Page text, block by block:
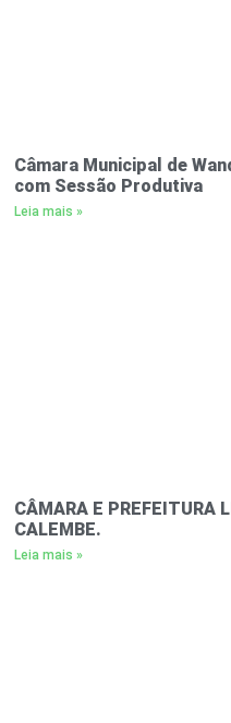
Câmara Municipal de
com Sessão Produtiva
Leia mais »
CÂMARA E PREFEITURA
CALEMBE.
Leia mais »